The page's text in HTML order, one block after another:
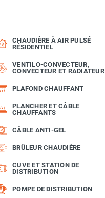
CHAUDIÈRE À AIR PULSÉ
RÉSIDENTIEL
VENTILO-CONVECTEUR,
CONVECTEUR ET RADIATEUR
PLAFOND CHAUFFANT
PLANCHER ET CÂBLE
CHAUFFANTS
CÂBLE ANTI-GEL
BRÛLEUR CHAUDIÈRE
CUVE ET STATION DE
DISTRIBUTION
POMPE DE DISTRIBUTION